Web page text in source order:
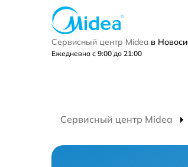
Сервисный центр Midea в
Ежедневно с 9:00 до 21:00
Сервисный центр Midea